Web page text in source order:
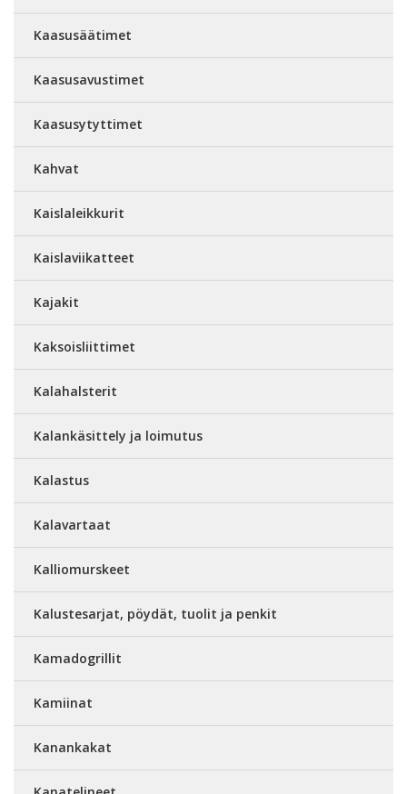
Kaasusäätimet
Kaasusavustimet
Kaasusytyttimet
Kahvat
Kaislaleikkurit
Kaislaviikatteet
Kajakit
Kaksoisliittimet
Kalahalsterit
Kalankäsittely ja loimutus
Kalastus
Kalavartaat
Kalliomurskeet
Kalustesarjat, pöydät, tuolit ja penkit
Kamadogrillit
Kamiinat
Kanankakat